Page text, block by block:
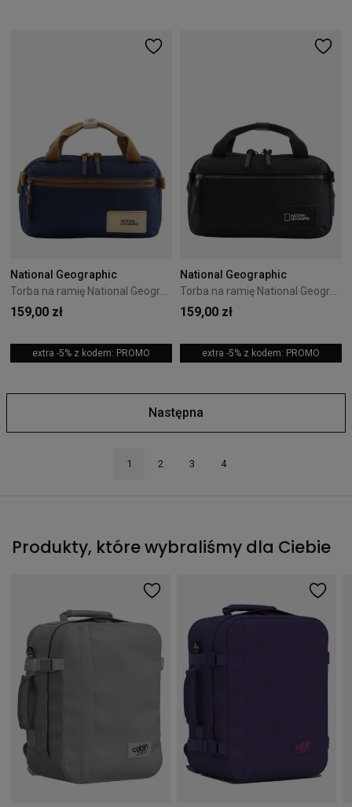
National Geographic
159,00 zł
extra -5% z kodem: PROMO
National Geographic
159,00 zł
extra -5% z kodem: PROMO
Następna
1 2 3 4
Produkty, które wybraliśmy dla Ciebie